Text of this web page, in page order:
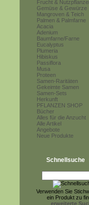
Frucht &
Gemüse & Gewürze
Mangroven & Teich
Palmen & Palmfarne
Acacia
Adenium
Baumfarne/Farne
Eucalyptus
Plumeria
Hibiskus
Passiflora
Musa
Proteen
Samen-Raritäten
Gekeimte Samen
Samen-Sets
Herkunft
PFLANZEN SHOP
Bücher
Alles für die Anzucht
Alle Artikel
Angebote
Neue Produkte
Schnellsuche
Verwenden Sie
ein Produkt zu
erweiterte